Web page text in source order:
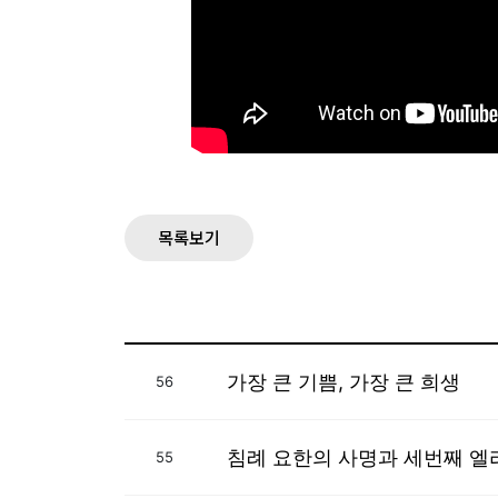
목록보기
56 가장 큰 기쁨, 가장 큰 희생
55 침례 요한의 사명과 세번째 엘